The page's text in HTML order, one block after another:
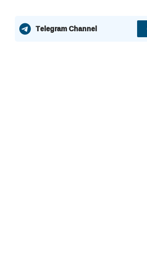
Telegram Channel